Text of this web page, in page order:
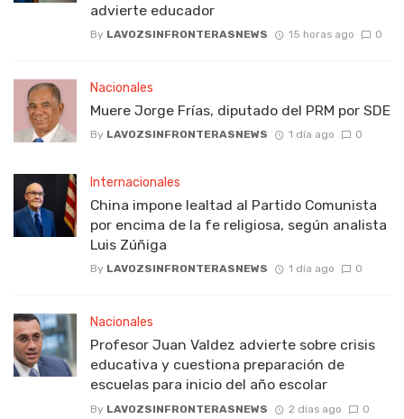
advierte educador
By LAVOZSINFRONTERASNEWS 15 horas ago 0
Nacionales
Muere Jorge Frías, diputado del PRM por SDE
By LAVOZSINFRONTERASNEWS 1 día ago 0
Internacionales
China impone lealtad al Partido Comunista
por encima de la fe religiosa, según analista
Luis Zúñiga
By LAVOZSINFRONTERASNEWS 1 día ago 0
Nacionales
Profesor Juan Valdez advierte sobre crisis
educativa y cuestiona preparación de
escuelas para inicio del año escolar
By LAVOZSINFRONTERASNEWS 2 días ago 0